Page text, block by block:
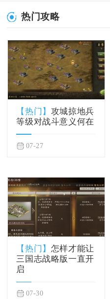
热门攻略
【热门】 攻城掠地兵
等级对战斗意义何在
07-27
【热门】 怎样才能让
三国志战略版一直开
启
07-30